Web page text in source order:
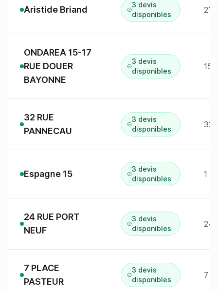
Aristide Briand
3 devis
disponibles
21
ONDAREA 15-17
RUE DOUER
BAYONNE
3 devis
disponibles
15
32 RUE
PANNECAU
3 devis
disponibles
32
Espagne 15
3 devis
disponibles
1 r
24 RUE PORT
NEUF
3 devis
disponibles
24r
7 PLACE
PASTEUR
3 devis
disponibles
7